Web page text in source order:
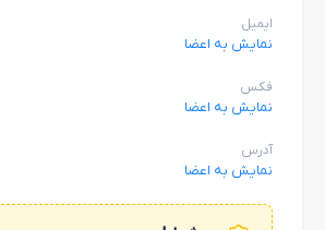
ایمیل
نمایش به اعضا
فکس
نمایش به اعضا
آدرس
نمایش به اعضا